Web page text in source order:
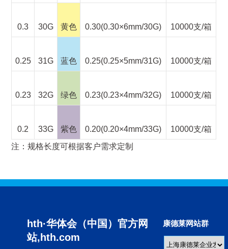
0.3 30G 黄色 0.30(0.30×6mm/30G) 10000支/箱
0.25 31G 蓝色 0.25(0.25×5mm/31G) 10000支/箱
0.23 32G 绿色 0.23(0.23×4mm/32G) 10000支/箱
0.2 33G 紫色 0.20(0.20×4mm/33G)
10000支/箱
注：规格长度可根据客户需求定制
hth·华体会（中国）官方网
站,hth.com
康德莱网站群